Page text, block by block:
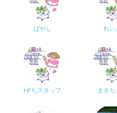
ばやし れい
HFS_スタッフ まきち